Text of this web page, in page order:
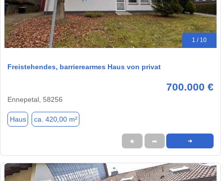
1 / 10
Freistehendes, barrierearmes Haus von privat
700.000 €
Ennepetal, 58256
Haus ca. 420,00 m²
★ ➦ ➜